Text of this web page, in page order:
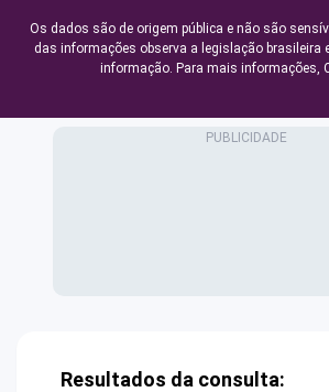
Os dados são de origem pública e não são
das informações observa a legislação brasileira
informação. Para mais informações,
Resultados da consulta: